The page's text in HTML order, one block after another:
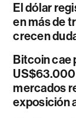
El dólar
en más de
crecen
Bitcoin cae
mercados
exposición